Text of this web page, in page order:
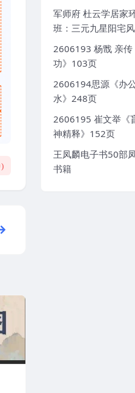
)
军师府 杜云学居家
班：三元九星阳宅
2606193 杨戬 亲传
功》103页
2606194思源《办
水》248页
2606195 崔文举《
神精释》152页
王凤麟电子书50部
书籍